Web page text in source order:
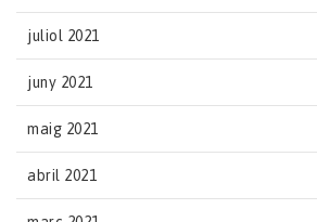
juliol 2021
juny 2021
maig 2021
abril 2021